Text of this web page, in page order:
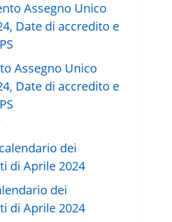
Assegno Unico
Date di accredito e
dei
di Aprile 2024